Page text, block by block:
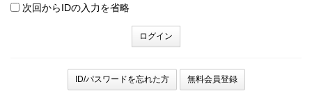
次回からIDの入力を省略
ID/パスワードを忘れた方 無料会員登録